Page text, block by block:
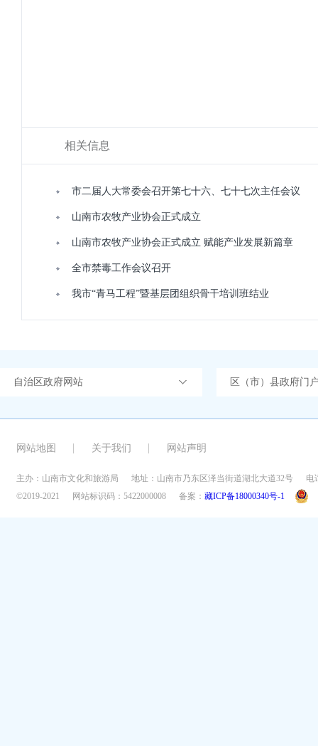
相关信息
市二届人大常委会召开第七十六、七十七次主任会议
山南市农牧产业协会正式成立
山南市农牧产业协会正式成立 赋能产业发展新篇章
全市禁毒工作会议召开
我市“青马工程”暨基层团组织骨干培训班结业
自治区政府网站 区（市）县政府门
网站地图 关于我们 网站声明
主办：山南市文化和旅游局 地址：山南市乃东区泽当街道湖北大道32号
电
©2019-2021
网站标识码：5422000008 备案： 藏ICP备18000340号-1